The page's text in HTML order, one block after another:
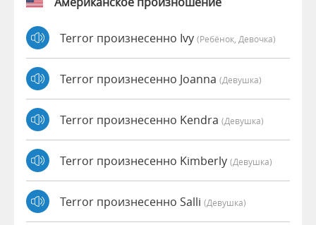
Terror произнесенно Ivy (Ребёнок, Девочка)
Terror произнесенно Joanna (девушка)
Terror произнесенно Kendra (девушка)
Terror произнесенно Kimberly (девушка)
Terror произнесенно Salli (девушка)